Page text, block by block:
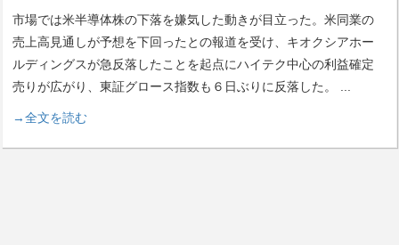
市場では米半導体株の下落を嫌気した動きが目立った。米同業の
売上高見通しが予想を下回ったとの報道を受け、キオクシアホー
ルディングスが急反落したことを起点にハイテク中心の利益確定
売りが広がり、東証グロース指数も６日ぶりに反落した。
...
→全文を読む